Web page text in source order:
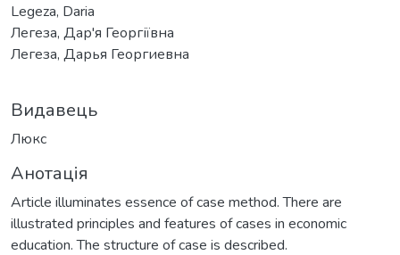
Legeza, Daria
Легеза, Дар'я Георгіївна
Легеза, Дарья Георгиевна
Видавець
Люкс
Анотація
Article illuminates essence of case method. There are
illustrated principles and features of cases in economic
education. The structure of case is described.